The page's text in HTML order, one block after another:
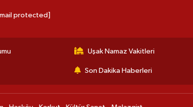
protected]
Uşak Namaz Vakitleri
Son Dakika Haberleri